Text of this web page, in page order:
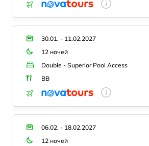
30.01. - 11.02.2027
12 ночей
Double - Superior Pool Access
BB
06.02. - 18.02.2027
12 ночей